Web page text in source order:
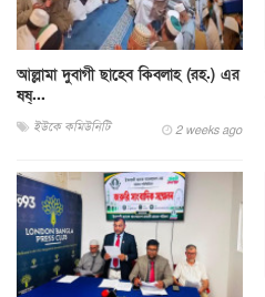
আল্লামা দুবাগী ছাহেব কিবলাহ (রহ.) এর
ষষ্...
ইউকে কমিউনিটি 2 weeks ago